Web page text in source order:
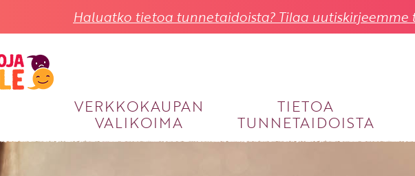
Haluatko tietoa tunnetaidoista? Tilaa uutiskirjeemme
VERKKOKAUPAN
VALIKOIMA
TIETOA
TUNNETAIDOISTA
KIRJAUDU SISÄÄN